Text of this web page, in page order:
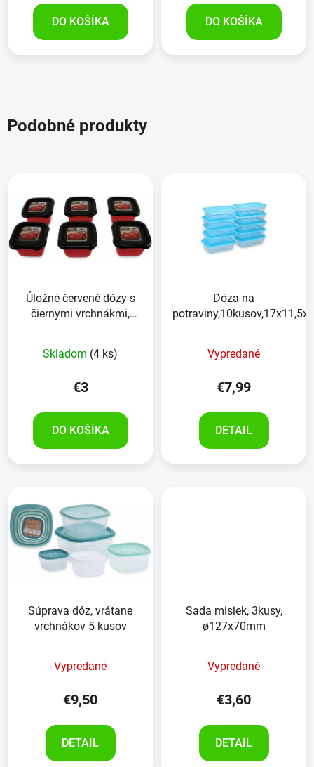
DO KOŠÍKA DO KOŠÍKA
Podobné produkty
Úložné červené dózy s
čiernymi vrchnákmi,
Skladom (4 ks)
€3
DO KOŠÍKA
Dóza na
Vypredané
€7,99
DETAIL
Súprava dóz, vrátane
vrchnákov 5 kusov
Vypredané
€9,50
DETAIL
Sada misiek, 3kusy,
ø127x70mm
Vypredané
€3,60
DETAIL